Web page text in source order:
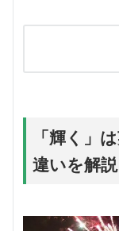
「輝く」
違いを解説